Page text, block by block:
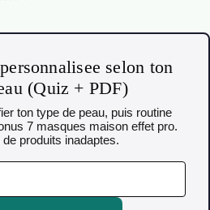
selon ton
(Quiz + PDF)
ton type de peau, puis routine
7 masques maison effet pro.
produits inadaptes.